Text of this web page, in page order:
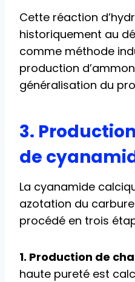
Cette réaction
historiquement au
comme méthode
production
généralisation du
3.
de
La cyanamide
azotation du
procédé en trois
1. Production de
haute pureté est